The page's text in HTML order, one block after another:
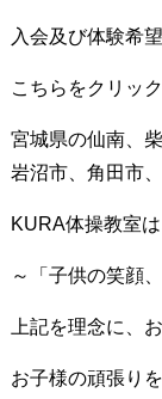
入会及び体験希
こちらをクリッ
宮城県の仙南、
岩沼市、角田市
KURA体操教室は
～「子供の笑顔
上記を理念に、
お子様の頑張り